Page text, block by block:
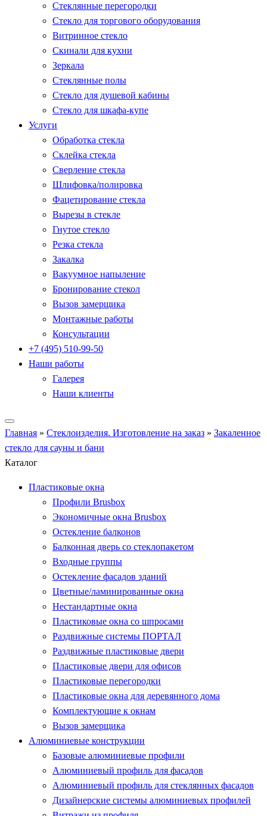
Стеклянные перегородки
Стекло для торгового оборудования
Витринное стекло
Скинали для кухни
Зеркала
Стеклянные полы
Стекло для душевой кабины
Стекло для шкафа-купе
Услуги
Обработка стекла
Склейка стекла
Сверление стекла
Шлифовка/полировка
Фацетирование стекла
Вырезы в стекле
Гнутое стекло
Резка стекла
Закалка
Вакуумное напыление
Бронирование стекол
Вызов замерщика
Монтажные работы
Консультации
+7 (495) 510-99-50
Наши работы
Галерея
Наши клиенты
Главная » Стеклоизделия. Изготовление на заказ » Закаленное
стекло для сауны и бани
Каталог
Пластиковые окна
Профили Brusbox
Экономичные окна Brusbox
Остекление балконов
Балконная дверь со стеклопакетом
Входные группы
Остекление фасадов зданий
Цветные/ламинированные окна
Нестандартные окна
Пластиковые окна со шпросами
Раздвижные системы ПОРТАЛ
Раздвижные пластиковые двери
Пластиковые двери для офисов
Пластиковые перегородки
Пластиковые окна для деревянного дома
Комплектующие к окнам
Вызов замерщика
Алюминиевые конструкции
Базовые алюминиевые профили
Алюминиевый профиль для фасадов
Алюминиевый профиль для стеклянных фасадов
Дизайнерские системы алюминиевых профилей